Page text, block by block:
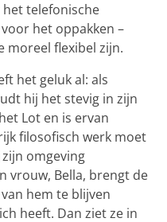
telefonische
het oppakken –
moreel flexibel zijn.
het geluk al: als
hij het stevig in zijn
Lot en is ervan
filosofisch werk moet
omgeving
vrouw, Bella, brengt de
hem te blijven
heeft. Dan ziet ze in